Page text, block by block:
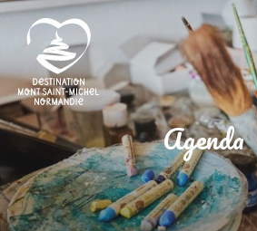
Destination
Mont
Saint-
Michel
Normandie
Agenda